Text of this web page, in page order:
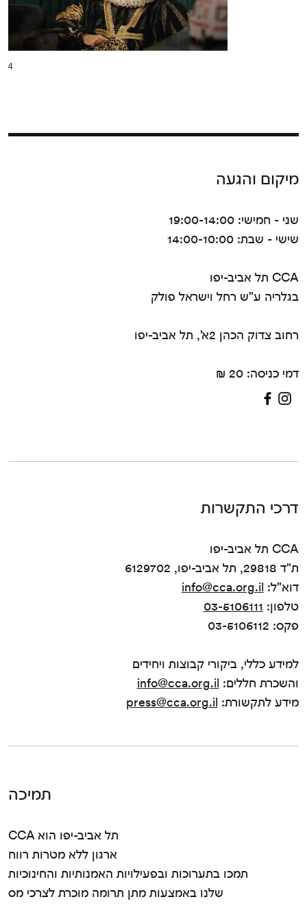
4
מיקום והגעה
שני - חמישי: 19:00-14:00
שישי - שבת: 14:00-10:00
CCA תל אביב-יפו
בגלריה ע"ש רחל וישראל פולק
רחוב צדוק הכהן 2א', תל אביב-יפו
דמי כניסה: 20 ₪
דרכי התקשרות
CCA תל אביב-יפו
ת"ד 29818, תל אביב-יפו, 6129702
דוא"ל: info@cca.org.il
טלפון: 03-5106111
פקס: 03-5106112
למידע כללי, ביקורי קבוצות ויחידים
והשכרת חללים: info@cca.org.il
מידע לתקשורת: press@cca.org.il
תמיכה
CCA תל אביב-יפו הוא
ארגון ללא מטרות רווח
תמכו בתערוכות ובפעילויות האמנותיות והחינוכיות
שלנו באמצעות מתן תרומה מוכרת לצרכי מס